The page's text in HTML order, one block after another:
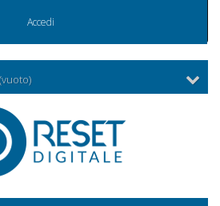
Accedi
(vuoto)